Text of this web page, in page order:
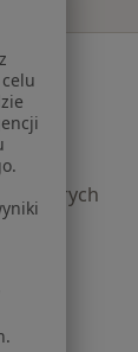
których